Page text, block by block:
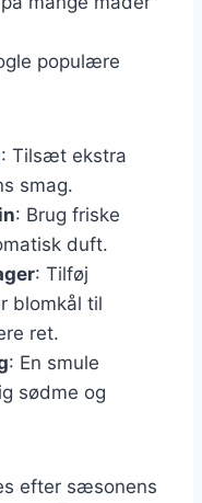
populære
: Tilsæt ekstra
smag.
: Brug friske
duft.
: Tilføj
blomkål til
ret.
: En smule
sødme og
efter sæsonens